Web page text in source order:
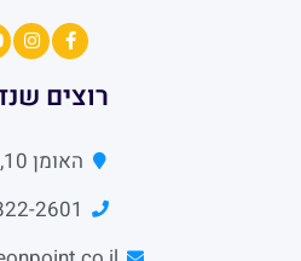
רוצים
האומן 10, חדרה
2601